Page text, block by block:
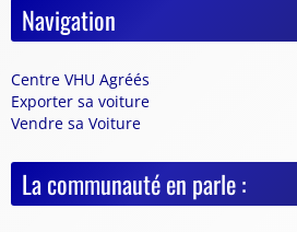
Navigation
Centre VHU Agréés
Exporter sa voiture
Vendre sa Voiture
La communauté en parle :